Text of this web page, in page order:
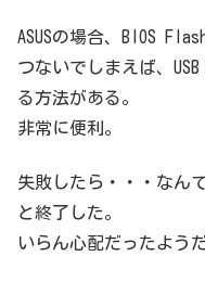
ASUSの場合、BIOS
つないでしまえば、
る方法がある。
非常に便利。
失敗したら・・・なん
と終了した。
いらん心配だったようだ